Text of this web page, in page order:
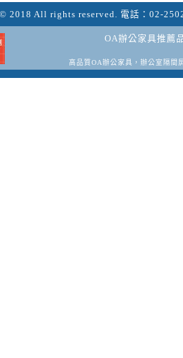
2018 All rights reserved. 電話： 02-
OA辦公家具推薦
高品質OA辦公家具，辦公室隔間